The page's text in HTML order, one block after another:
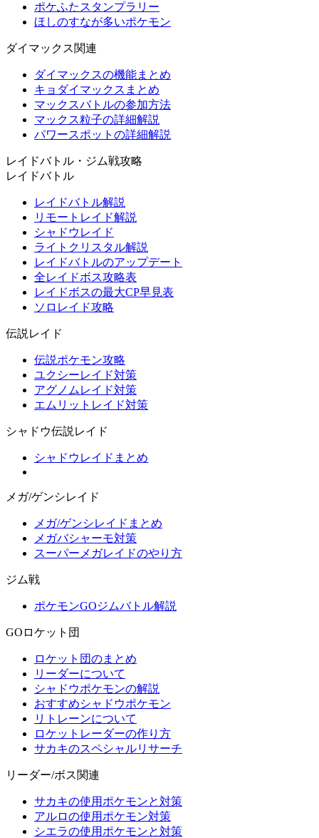
ポケふたスタンプラリー
ほしのすなが多いポケモン
ダイマックス関連
ダイマックスの機能まとめ
キョダイマックスまとめ
マックスバトルの参加方法
マックス粒子の詳細解説
パワースポットの詳細解説
レイドバトル・ジム戦攻略
レイドバトル
レイドバトル解説
リモートレイド解説
シャドウレイド
ライトクリスタル解説
レイドバトルのアップデート
全レイドボス攻略表
レイドボスの最大CP早見表
ソロレイド攻略
伝説レイド
伝説ポケモン攻略
ユクシーレイド対策
アグノムレイド対策
エムリットレイド対策
シャドウ伝説レイド
シャドウレイドまとめ
メガ/ゲンシレイド
メガ/ゲンシレイドまとめ
メガバシャーモ対策
スーパーメガレイドのやり方
ジム戦
ポケモンGOジムバトル解説
GOロケット団
ロケット団のまとめ
リーダーについて
シャドウポケモンの解説
おすすめシャドウポケモン
リトレーンについて
ロケットレーダーの作り方
サカキのスペシャルリサーチ
リーダー/ボス関連
サカキの使用ポケモンと対策
アルロの使用ポケモン対策
シエラの使用ポケモンと対策